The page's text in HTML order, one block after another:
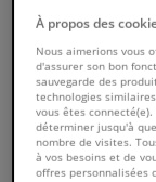
Filtres & liquides
Bagages &
Fenêtres &
À propos des
Nous aimerions vous
d'assurer son bon
sauvegarde des
technologies
vous êtes
déterminer jusqu'à
nombre de visites.
à vos besoins et de
offres personnalisées